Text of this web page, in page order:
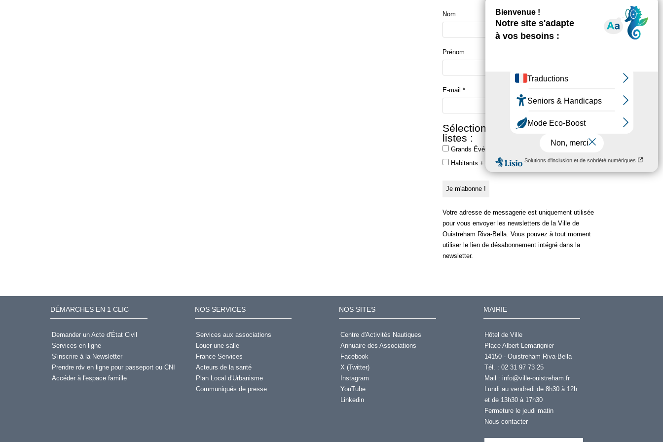
Nom
Prénom
E-mail *
Sélectionner une ou plusieurs
listes :
Grands Événements
Habitants + Grands Événements
Votre adresse de messagerie est uniquement utilisée
pour vous envoyer les newsletters de la Ville de
Ouistreham Riva-Bella. Vous pouvez à tout moment
utiliser le lien de désabonnement intégré dans la
newsletter.
DÉMARCHES EN 1 CLIC
Demander un Acte d'État Civil
Services en ligne
S'inscrire à la Newsletter
Prendre rdv en ligne pour passeport ou CNI
Accéder à l'espace famille
NOS SERVICES
Services aux associations
Louer une salle
France Services
Acteurs de la santé
Plan Local d'Urbanisme
Communiqués de presse
NOS SITES
Centre d'Activités Nautiques
Annuaire des Associations
Facebook
X (Twitter)
Instagram
YouTube
Linkedin
MAIRIE
Hôtel de Ville
Place Albert Lemarignier
14150 - Ouistreham Riva-Bella
Tél. : 02 31 97 73 25
Mail : info@ville-ouistreham.fr
Lundi au vendredi de 8h30 à 12h
et de 13h30 à 17h30
Fermeture le jeudi matin
Nous contacter